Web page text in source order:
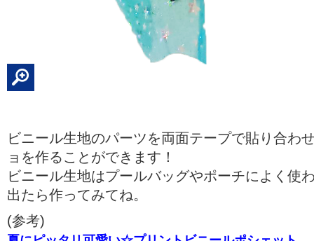
ビニール生地のパーツを両面テープで貼り合わ
ョを作ることができます！
ビニール生地はプールバッグやポーチによく使
出たら作ってみてね。
(参考)